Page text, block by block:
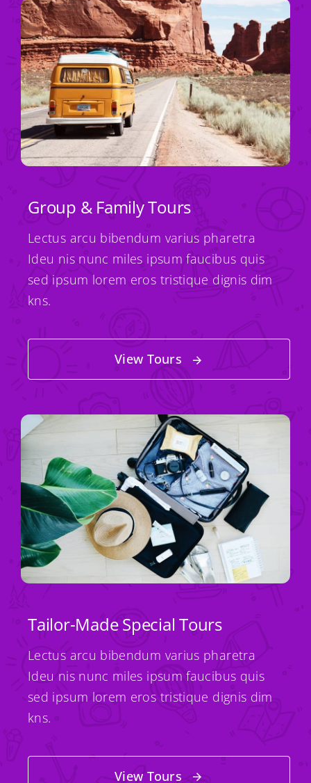
Group & Family Tours
Lectus arcu bibendum varius pharetra
Ideu nis nunc miles ipsum faucibus quis
sed ipsum lorem eros tristique dignis dim
kns.
View Tours
Tailor-Made Special Tours
Lectus arcu bibendum varius pharetra
Ideu nis nunc miles ipsum faucibus quis
sed ipsum lorem eros tristique dignis dim
kns.
View Tours